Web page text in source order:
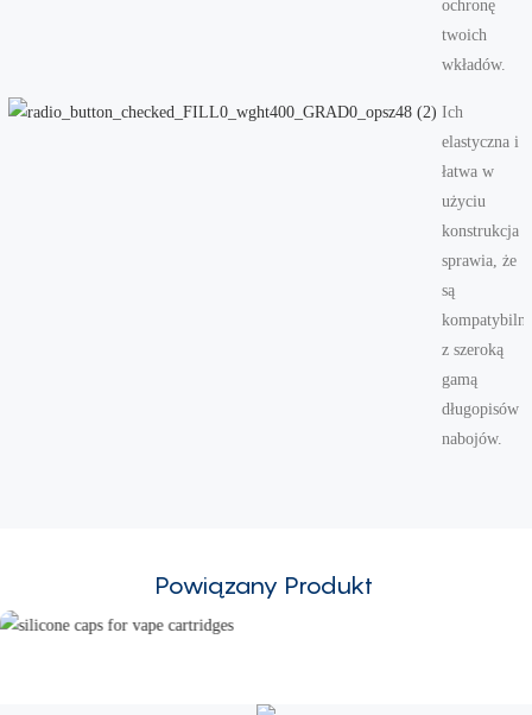
ochronę
twoich
wkładów.
Ich
elastyczna i
łatwa w
użyciu
konstrukcja
sprawia, że ​​
są
z szeroką
gamą
długopisów i
nabojów.
Powiązany Produkt